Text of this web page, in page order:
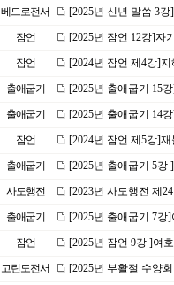
베드로전서 [2025년 신년 말씀 3
잠언 [2025년 잠언 12강]자
잠언 [2024년 잠언 제4강]
출애굽기 [2025년 출애굽기 15
출애굽기 [2025년 출애굽기 14
잠언 [2024년 잠언 제5강]
출애굽기 [2025년 출애굽기 5
사도행전 [2023년 사도행전 제
출애굽기 [2025년 출애굽기 7
잠언 [2025년 잠언 9강 ]여
고린도전서 [2025년 부활절 수양